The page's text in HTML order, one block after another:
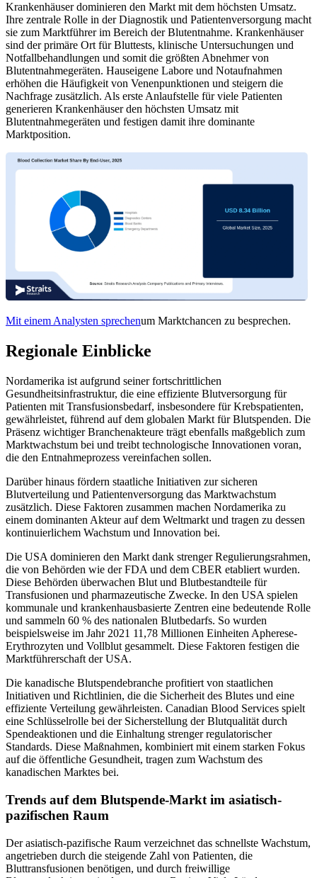
Krankenhäuser dominieren den Markt mit dem höchsten Umsatz.
Ihre zentrale Rolle in der Diagnostik und Patientenversorgung macht
sie zum Marktführer im Bereich der Blutentnahme. Krankenhäuser
sind der primäre Ort für Bluttests, klinische Untersuchungen und
Notfallbehandlungen und somit die größten Abnehmer von
Blutentnahmegeräten. Hauseigene Labore und Notaufnahmen
erhöhen die Häufigkeit von Venenpunktionen und steigern die
Nachfrage zusätzlich. Als erste Anlaufstelle für viele Patienten
generieren Krankenhäuser den höchsten Umsatz mit
Blutentnahmegeräten und festigen damit ihre dominante
Marktposition.
Mit einem Analysten sprechenum Marktchancen zu besprechen.
Regionale Einblicke
Nordamerika ist aufgrund seiner fortschrittlichen
Gesundheitsinfrastruktur, die eine effiziente Blutversorgung für
Patienten mit Transfusionsbedarf, insbesondere für Krebspatienten,
gewährleistet, führend auf dem globalen Markt für Blutspenden. Die
Präsenz wichtiger Branchenakteure trägt ebenfalls maßgeblich zum
Marktwachstum bei und treibt technologische Innovationen voran,
die den Entnahmeprozess vereinfachen sollen.
Darüber hinaus fördern staatliche Initiativen zur sicheren
Blutverteilung und Patientenversorgung das Marktwachstum
zusätzlich. Diese Faktoren zusammen machen Nordamerika zu
einem dominanten Akteur auf dem Weltmarkt und tragen zu dessen
kontinuierlichem Wachstum und Innovation bei.
Die USA dominieren den Markt dank strenger Regulierungsrahmen,
die von Behörden wie der FDA und dem CBER etabliert wurden.
Diese Behörden überwachen Blut und Blutbestandteile für
Transfusionen und pharmazeutische Zwecke. In den USA spielen
kommunale und krankenhausbasierte Zentren eine bedeutende Rolle
und sammeln 60 % des nationalen Blutbedarfs. So wurden
beispielsweise im Jahr 2021 11,78 Millionen Einheiten Apherese-
Erythrozyten und Vollblut gesammelt. Diese Faktoren festigen die
Marktführerschaft der USA.
Die kanadische Blutspendebranche profitiert von staatlichen
Initiativen und Richtlinien, die die Sicherheit des Blutes und eine
effiziente Verteilung gewährleisten. Canadian Blood Services spielt
eine Schlüsselrolle bei der Sicherstellung der Blutqualität durch
Spendeaktionen und die Einhaltung strenger regulatorischer
Standards. Diese Maßnahmen, kombiniert mit einem starken Fokus
auf die öffentliche Gesundheit, tragen zum Wachstum des
kanadischen Marktes bei.
Trends auf dem Blutspende-Markt im asiatisch-
pazifischen Raum
Der asiatisch-pazifische Raum verzeichnet das schnellste Wachstum,
angetrieben durch die steigende Zahl von Patienten, die
Bluttransfusionen benötigen, und durch freiwillige